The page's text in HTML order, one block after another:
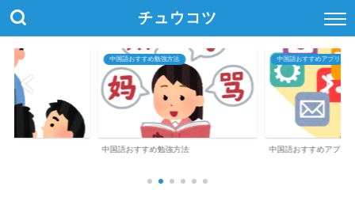
チュウコツ
中国語おすすめ勉強方法
中国語おすすめ勉強方法
中国語おすすめアプリ・参
中国語おすすめアプリ